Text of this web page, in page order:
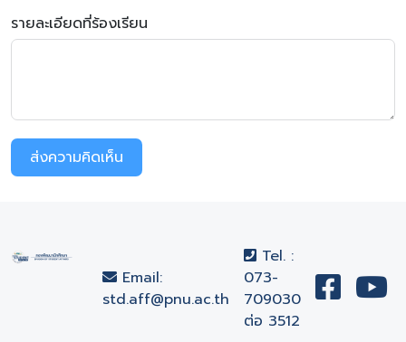
รายละเอียดที่ร้องเรียน
ส่งความคิดเห็น
Email:
std.aff@pnu.ac.th
Tel. :
073-
709030
ต่อ 3512